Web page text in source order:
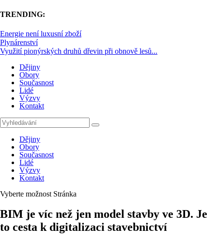
TRENDING:
Energie není luxusní zboží
Plynárenství
Využití pionýrských druhů dřevin při obnově lesů...
Dějiny
Obory
Současnost
Lidé
Výzvy
Kontakt
Dějiny
Obory
Současnost
Lidé
Výzvy
Kontakt
Vyberte možnost Stránka
BIM je víc než jen model stavby ve 3D. Je
to cesta k digitalizaci stavebnictví